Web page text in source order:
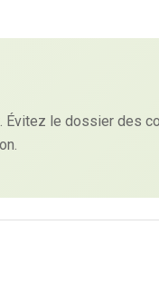
Évitez le dossier des